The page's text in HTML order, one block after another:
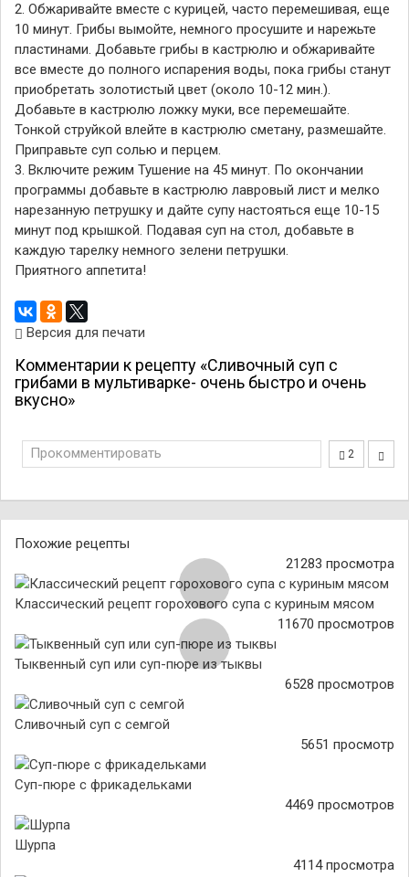
2. Обжаривайте вместе с курицей, часто перемешивая, еще
10 минут. Грибы вымойте, немного просушите и нарежьте
пластинами. Добавьте грибы в кастрюлю и обжаривайте
все вместе до полного испарения воды, пока грибы станут
приобретать золотистый цвет (около 10-12 мин.).
Добавьте в кастрюлю ложку муки, все перемешайте.
Тонкой струйкой влейте в кастрюлю сметану, размешайте.
Приправьте суп солью и перцем.
3. Включите режим Тушение на 45 минут. По окончании
программы добавьте в кастрюлю лавровый лист и мелко
нарезанную петрушку и дайте супу настояться еще 10-15
минут под крышкой. Подавая суп на стол, добавьте в
каждую тарелку немного зелени петрушки.
Приятного аппетита!
Версия для печати
Комментарии к рецепту «Сливочный суп с
грибами в мультиварке- очень быстро и очень
вкусно»
2
Прокомментировать
Похожие рецепты
21283 просмотра
Классический рецепт горохового супа с куриным мясом
11670 просмотров
Тыквенный суп или суп-пюре из тыквы
6528 просмотров
Сливочный суп с семгой
5651 просмотр
Суп-пюре с фрикадельками
4469 просмотров
Шурпа
4114 просмотра